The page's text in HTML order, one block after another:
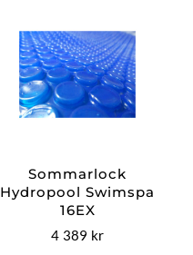
Sommarlock
Hydropool Swimspa
16EX
4 389 kr